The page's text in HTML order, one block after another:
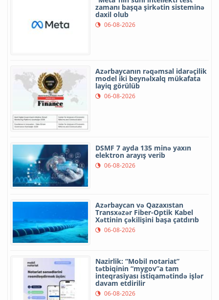
zamanı başqa şirkətin sisteminə
daxil olub
06-08-2026
Azərbaycanın rəqəmsal idarəçilik
model iki beynəlxalq mükafata
layiq görülüb
06-08-2026
DSMF 7 ayda 135 minə yaxın
elektron arayış verib
06-08-2026
Azərbaycan və Qazaxıstan
Transxəzər Fiber-Optik Kabel
Xəttinin çəkilişini başa çatdırıb
06-08-2026
Nazirlik: “Mobil notariat”
tətbiqinin “mygov”a tam
inteqrasiyası istiqamətində işlər
davam etdirilir
06-08-2026